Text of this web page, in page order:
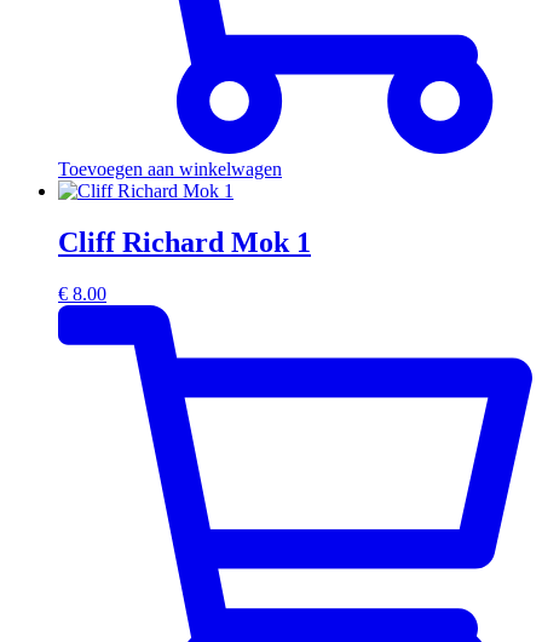
Toevoegen aan winkelwagen
Cliff Richard Mok 1
€ 8.00